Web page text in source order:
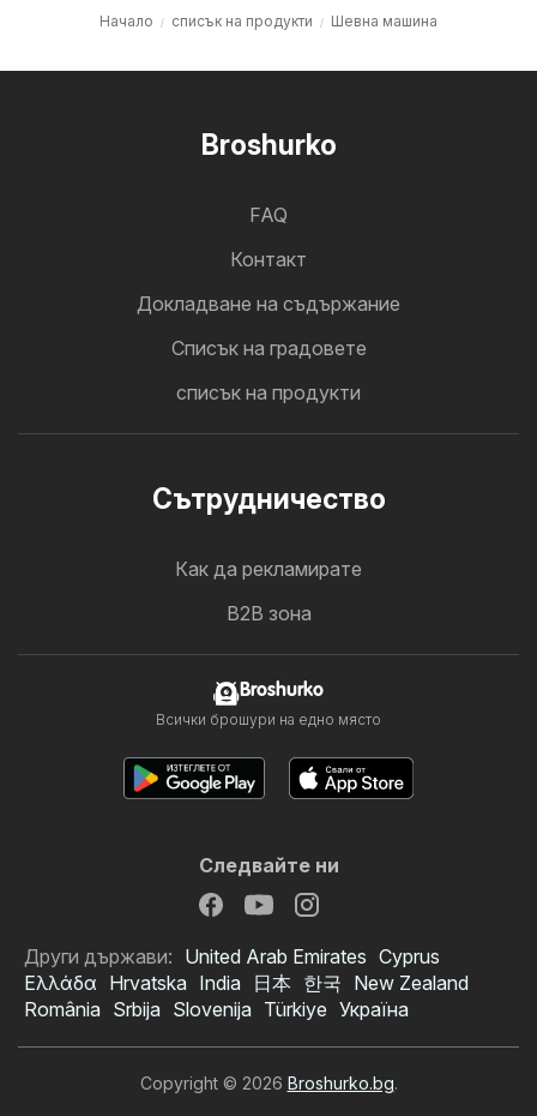
Начало списък на продукти Шевна машина
Broshurko
FAQ
Контакт
Докладване на съдържание
Cписък на градовете
списък на продукти
Cътрудничество
Как да рекламирате
B2B зона
Broshurko
Всички брошури на едно място
Следвайте ни
Други държави: United Arab Emirates Cyprus
Ελλάδα Hrvatska India 日本 한국 New Zealand
România Srbija Slovenija Türkiye Україна
Copyright © 2026 Broshurko.bg.